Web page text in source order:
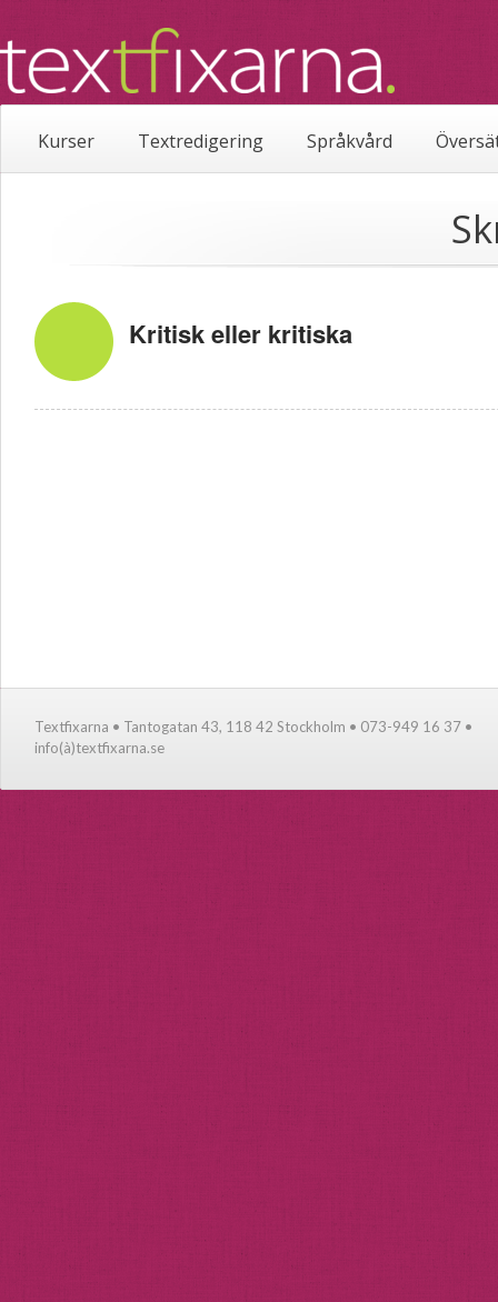
Kurser Textredigering Språkvård
Kritisk eller kritiska
Textfixarna • Tantogatan 43, 118 42 Stockholm • 073-949 16 37 •
info(à)textfixarna.se